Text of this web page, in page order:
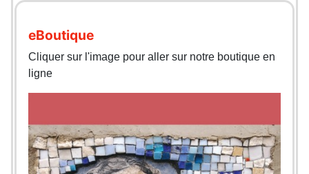
eBoutique
Cliquer sur l'image pour aller sur notre boutique en
ligne